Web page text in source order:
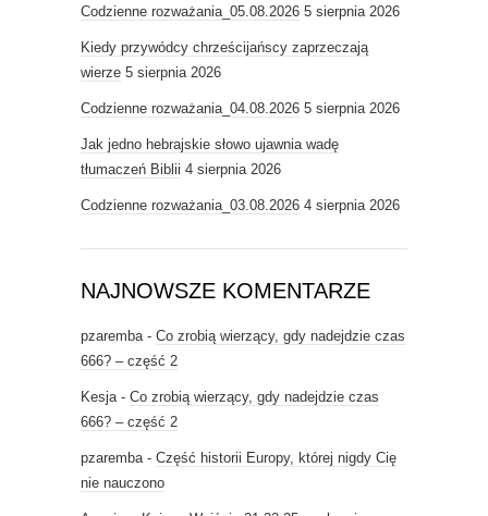
Codzienne rozważania_05.08.2026 5 sierpnia 2026
Kiedy przywódcy chrześcijańscy zaprzeczają
wierze 5 sierpnia 2026
Codzienne rozważania_04.08.2026 5 sierpnia 2026
Jak jedno hebrajskie słowo ujawnia wadę
tłumaczeń Biblii 4 sierpnia 2026
Codzienne rozważania_03.08.2026 4 sierpnia 2026
NAJNOWSZE KOMENTARZE
pzaremba- Co zrobią wierzący, gdy nadejdzie czas
666? – część 2
Kesja- Co zrobią wierzący, gdy nadejdzie czas
666? – część 2
pzaremba- Część historii Europy, której nigdy Cię
nie nauczono